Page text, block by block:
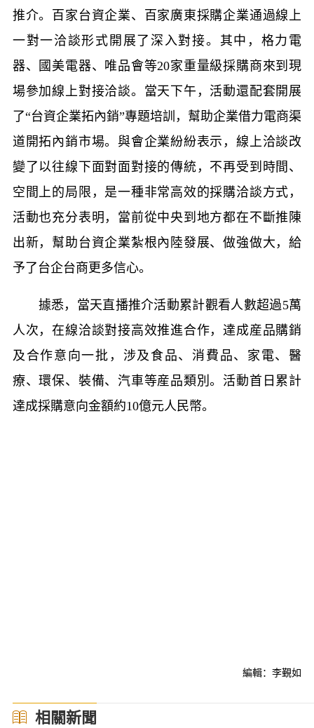
推介。百家台資企業、百家廣東採購企業通過線上
一對一洽談形式開展了深入對接。其中，格力電
器、國美電器、唯品會等20家重量級採購商來到現
場參加線上對接洽談。當天下午，活動還配套開展
了“台資企業拓內銷”專題培訓，幫助企業借力電商渠
道開拓內銷市場。與會企業紛紛表示，線上洽談改
變了以往線下面對面對接的傳統，不再受到時間、
空間上的局限，是一種非常高效的採購洽談方式，
活動也充分表明，當前從中央到地方都在不斷推陳
出新，幫助台資企業紮根內陸發展、做強做大，給
予了台企台商更多信心。
據悉，當天直播推介活動累計觀看人數超過5萬
人次，在線洽談對接高效推進合作，達成産品購銷
及合作意向一批，涉及食品、消費品、家電、醫
療、環保、裝備、汽車等産品類別。活動首日累計
達成採購意向金額約10億元人民幣。
編輯：李覲如
相關新聞